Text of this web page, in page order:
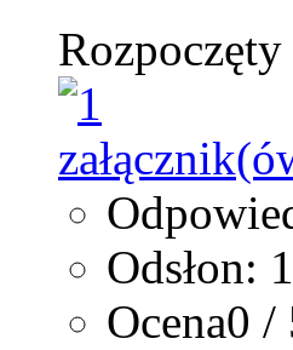
Rozpoczęty
Odsłon:
Ocena0 /